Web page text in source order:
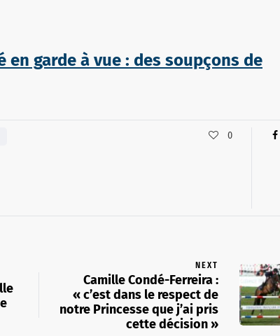
en garde à vue : des soupçons de
0
NEXT
Camille Condé-Ferreira :
« c’est dans le respect de
notre Princesse que j’ai pris
cette décision »